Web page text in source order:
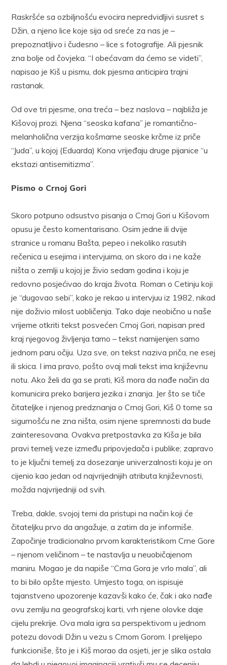
Raskršće sa ozbiljnošću evocira nepredvidljivi susret s
Džin, a njeno lice koje sija od sreće za nas je –
prepoznatljivo i čudesno – lice s fotografije. Ali pjesnik
zna bolje od čovjeka. “I obećavam da ćemo se videti”,
napisao je Kiš u pismu, dok pjesma anticipira trajni
rastanak.
Od ove tri pjesme, ona treća – bez naslova – najbliža je
Kišovoj prozi. Njena “seoska kafana” je romantično-
melanholična verzija košmarne seoske krčme iz priče
“Juda”, u kojoj (Eduarda) Kona vrijeđaju druge pijanice “u
ekstazi antisemitizma”.
Pismo o Crnoj Gori
Skoro potpuno odsustvo pisanja o Crnoj Gori u Kišovom
opusu je često komentarisano. Osim jedne ili dvije
stranice u romanu Bašta, pepeo i nekoliko rasutih
rečenica u esejima i intervjuima, on skoro da i ne kaže
ništa o zemlji u kojoj je živio sedam godina i koju je
redovno posjećivao do kraja života. Roman o Cetinju koji
je “dugovao sebi”, kako je rekao u intervjuu iz 1982, nikad
nije doživio milost uobličenja. Tako daje neobično u naše
vrijeme otkriti tekst posvećen Crnoj Gori, napisan pred
kraj njegovog življenja tamo – tekst namijenjen samo
jednom paru očiju. Uza sve, on tekst naziva priča, ne esej
ili skica. I ima pravo, pošto ovaj mali tekst ima književnu
notu. Ako želi da ga se prati, Kiš mora da nađe način da
komunicira preko barijera jezika i znanja. Jer što se tiče
čitateljke i njenog predznanja o Crnoj Gori, Kiš 0 tome sa
sigurnošću ne zna ništa, osim njene spremnosti da bude
zainteresovana. Ovakva pretpostavka za Kiša je bila
pravi temelj veze između pripovjedača i publike; zapravo
to je ključni temelj za dosezanje univerzalnosti koju je on
cijenio kao jedan od najvrijednijih atributa književnosti,
možda najvrijedniji od svih.
Treba, dakle, svojoj temi da pristupi na način koji će
čitateljku prvo da angažuje, a zatim da je informiše.
Započinje tradicionalno prvom karakteristikom Crne Gore
– njenom veličinom – te nastavlja u neuobičajenom
maniru. Mogao je da napiše “Crna Gora je vrlo mala”, ali
to bi bilo opšte mjesto. Umjesto toga, on ispisuje
tajanstveno upozorenje kazavši kako će, čak i ako nađe
ovu zemlju na geografskoj karti, vrh njene olovke daje
cijelu prekrije. Ova mala igra sa perspektivom u jednom
potezu dovodi Džin u vezu s Crnom Gorom. I prelijepo
funkcioniše, što je i Kiš morao da osjeti, jer je slika ostala